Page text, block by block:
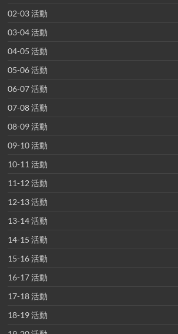
02-03 活動
03-04 活動
04-05 活動
05-06 活動
06-07 活動
07-08 活動
08-09 活動
09-10 活動
10-11 活動
11-12 活動
12-13 活動
13-14 活動
14-15 活動
15-16 活動
16-17 活動
17-18 活動
18-19 活動